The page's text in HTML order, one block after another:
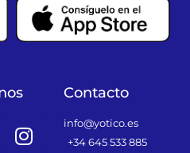
I
n
Contacto
info@yotico.es
+34 645 533 885